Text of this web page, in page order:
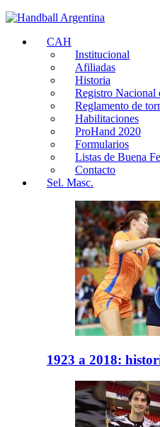
CAH
Institucional
Afiliadas
Historia
Registro Nacional
Reglamento de
Habilitaciones
ProHand 2020
Formularios
Listas de Buena Fe
Contacto
Sel. Masc.
1923 a 2018: